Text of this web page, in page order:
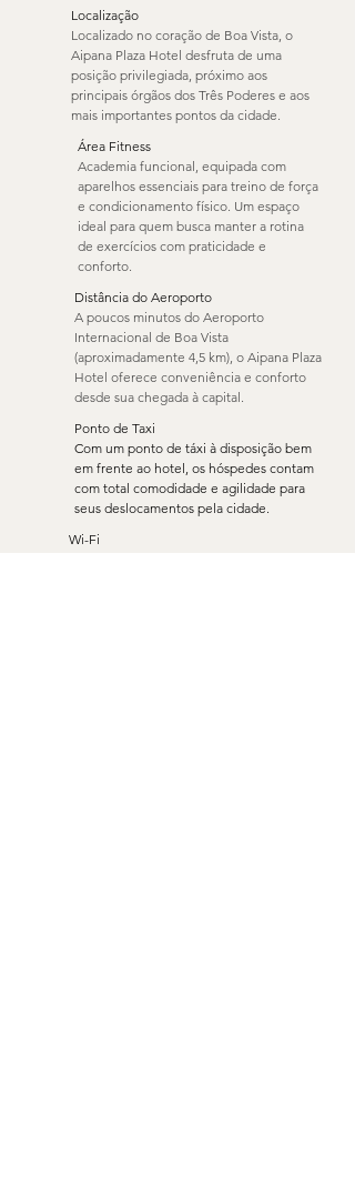
Localização
Localizado no coração de Boa Vista, o
Aipana Plaza Hotel desfruta de uma
posição privilegiada, próximo aos
principais órgãos dos Três Poderes e aos
mais importantes pontos da cidade.
Área Fitness
Academia funcional, equipada com
aparelhos essenciais para treino de força
e condicionamento físico. Um espaço
ideal para quem busca manter a rotina
de exercícios com praticidade e
conforto.
Distância do Aeroporto
A poucos minutos do Aeroporto
Internacional de Boa Vista
(aproximadamente 4,5 km), o Aipana Plaza
Hotel oferece conveniência e conforto
desde sua chegada à capital.
Ponto de Taxi
Com um ponto de táxi à disposição bem
em frente ao hotel, os hóspedes contam
com total comodidade e agilidade para
seus deslocamentos pela cidade.
Wi-Fi